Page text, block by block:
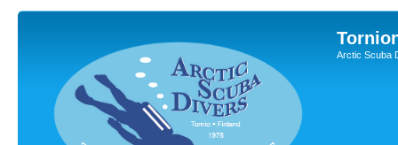
Arctic Scuba